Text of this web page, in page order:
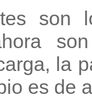
son
la
es de